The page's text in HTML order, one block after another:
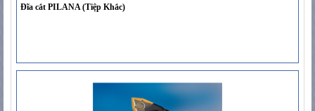
Đĩa cắt PILANA (Tiệp Khắc)